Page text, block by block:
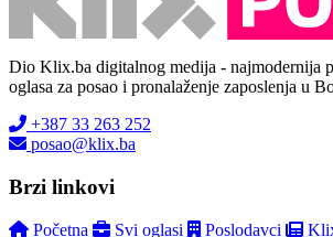
Dio Klix.ba digitalnog medija - najmodernija
oglasa za posao i pronalaženje zaposlenja u
+387 33 263 252
posao@klix.ba
Brzi linkovi
Početna Svi oglasi Poslodavci